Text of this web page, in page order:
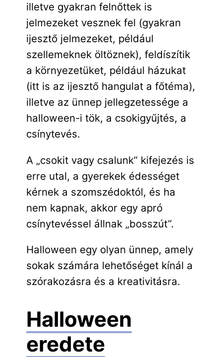
illetve gyakran felnőttek is
jelmezeket vesznek fel (gyakran
ijesztő jelmezeket, például
szellemeknek öltöznek), feldíszítik
a környezetüket, például házukat
(itt is az ijesztő hangulat a főtéma),
illetve az ünnep jellegzetessége a
halloween-i tök, a csokigyűjtés, a
csínytevés.
A „csokit vagy csalunk” kifejezés is
erre utal, a gyerekek édességet
kérnek a szomszédoktól, és ha
nem kapnak, akkor egy apró
csínytevéssel állnak „bosszút”.
Halloween egy olyan ünnep, amely
sokak számára lehetőséget kínál a
szórakozásra és a kreativitásra.
Halloween
eredete